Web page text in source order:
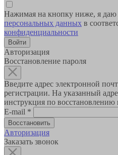
Нажимая на кнопку ниже, я даю
персональных данных в
конфиденциальности
Авторизация
Восстановление пароля
Введите адрес электронной
регистрации. На указанный
инструкция по восстановлению
E-mail *
Авторизация
Заказать звонок